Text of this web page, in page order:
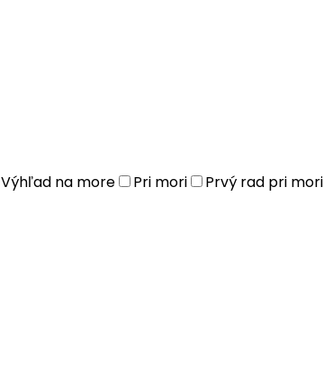
Výhľad na more Pri mori Prvý rad pri mori